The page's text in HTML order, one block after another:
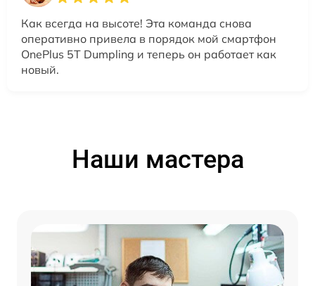
Как всегда на высоте! Эта команда снова
оперативно привела в порядок мой смартфон
OnePlus 5T Dumpling и теперь он работает как
новый.
Наши мастера